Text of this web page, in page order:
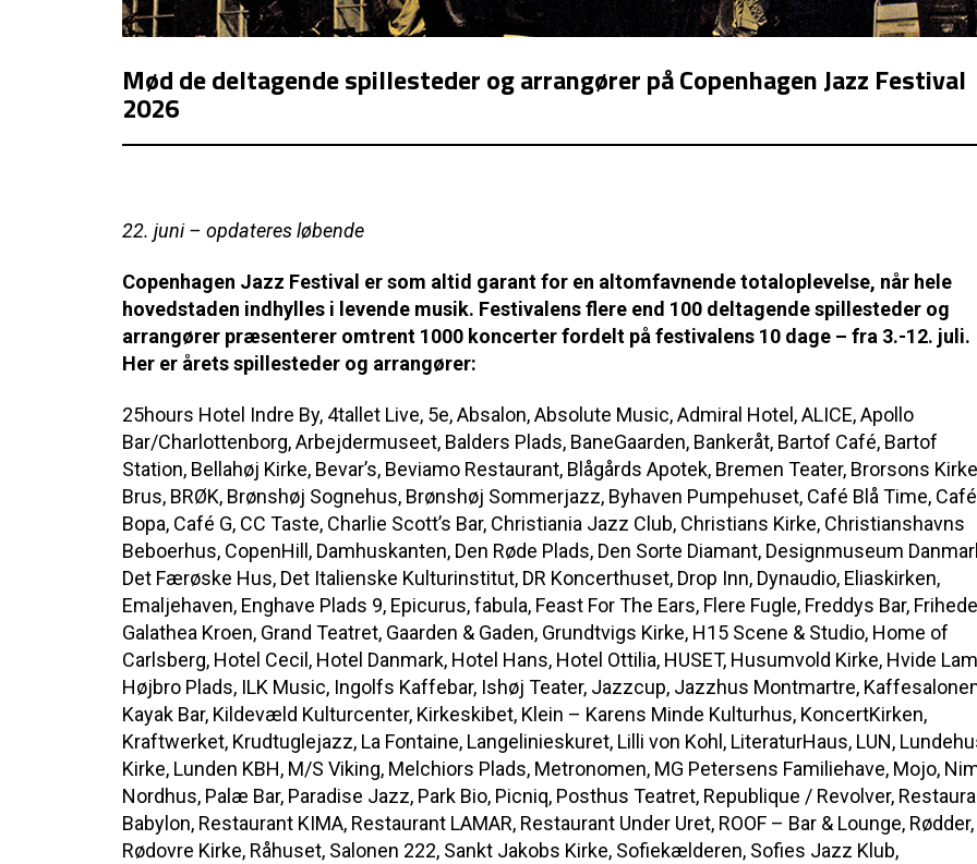
Mød de deltagende spillesteder og arrangører på Copenhagen Jazz Festival
2026
22. juni – opdateres løbende
Copenhagen Jazz Festival er som altid garant for en altomfavnende totaloplevelse, når hele
hovedstaden indhylles i levende musik. Festivalens flere end 100 deltagende spillesteder og
arrangører præsenterer omtrent 1000 koncerter fordelt på festivalens 10 dage – fra 3.-12. juli.
Her er årets spillesteder og arrangører:
25hours Hotel Indre By, 4tallet Live, 5e, Absalon, Absolute Music, Admiral Hotel, ALICE, Apollo
Bar/Charlottenborg, Arbejdermuseet, Balders Plads, BaneGaarden, Bankeråt, Bartof Café, Bartof
Station, Bellahøj Kirke, Bevar’s, Beviamo Restaurant, Blågårds Apotek, Bremen Teater, Brorsons
Brus, BRØK, Brønshøj Sognehus, Brønshøj Sommerjazz, Byhaven Pumpehuset, Café Blå Time, Café
Bopa, Café G, CC Taste, Charlie Scott’s Bar, Christiania Jazz Club, Christians Kirke, Christianshavns
Beboerhus, CopenHill, Damhuskanten, Den Røde Plads, Den Sorte Diamant, Designmuseum
Det Færøske Hus, Det Italienske Kulturinstitut, DR Koncerthuset, Drop Inn, Dynaudio, Eliaskirken,
Emaljehaven, Enghave Plads 9, Epicurus, fabula, Feast For The Ears, Flere Fugle, Freddys Bar,
Galathea Kroen, Grand Teatret, Gaarden & Gaden, Grundtvigs Kirke, H15 Scene & Studio, Home of
Carlsberg, Hotel Cecil, Hotel Danmark, Hotel Hans, Hotel Ottilia, HUSET, Husumvold Kirke, Hvide
Højbro Plads, ILK Music, Ingolfs Kaffebar, Ishøj Teater, Jazzcup, Jazzhus Montmartre,
Kayak Bar, Kildevæld Kulturcenter, Kirkeskibet, Klein – Karens Minde Kulturhus, KoncertKirken,
Kraftwerket, Krudtuglejazz, La Fontaine, Langelinieskuret, Lilli von Kohl, LiteraturHaus, LUN,
Kirke, Lunden KBH, M/S Viking, Melchiors Plads, Metronomen, MG Petersens Familiehave, Mojo,
Nordhus, Palæ Bar, Paradise Jazz, Park Bio, Picniq, Posthus Teatret, Republique / Revolver,
Babylon, Restaurant KIMA, Restaurant LAMAR, Restaurant Under Uret, ROOF – Bar & Lounge, Rødder,
Rødovre Kirke, Råhuset, Salonen 222, Sankt Jakobs Kirke, Sofiekælderen, Sofies Jazz Klub,